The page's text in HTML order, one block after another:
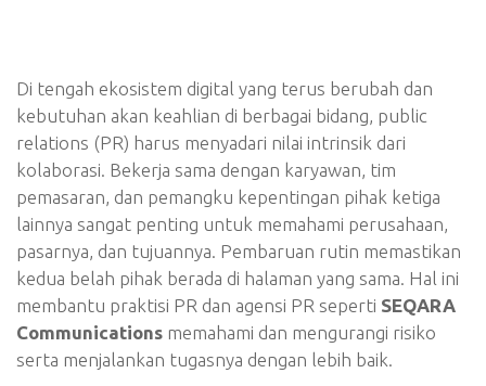
Di tengah ekosistem digital yang terus berubah dan
kebutuhan akan keahlian di berbagai bidang, public
relations (PR) harus menyadari nilai intrinsik dari
kolaborasi. Bekerja sama dengan karyawan, tim
pemasaran, dan pemangku kepentingan pihak ketiga
lainnya sangat penting untuk memahami perusahaan,
pasarnya, dan tujuannya. Pembaruan rutin memastikan
kedua belah pihak berada di halaman yang sama. Hal ini
membantu praktisi PR dan agensi PR seperti SEQARA
Communications memahami dan mengurangi risiko
serta menjalankan tugasnya dengan lebih baik.